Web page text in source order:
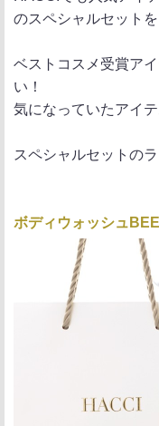
のスペシャルセット
ベストコスメ受賞ア
い！
気になっていたアイ
スペシャルセットの
ボディウォッシュ